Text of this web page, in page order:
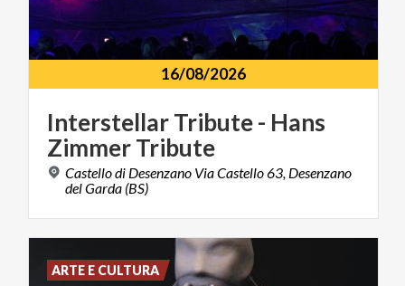
16/08/2026
InterstellarTribute- Hans
ZimmerTribute
Castello di Desenzano Via Castello 63, Desenzano
del Garda (BS)
ARTE E CULTURA